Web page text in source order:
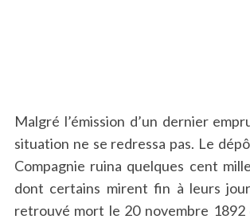
Malgré l’émission d’un dernier
situation ne se redressa pas. Le
Compagnie ruina quelques cent
dont certains mirent fin à leurs
retrouvé mort le 20 novembre 1892